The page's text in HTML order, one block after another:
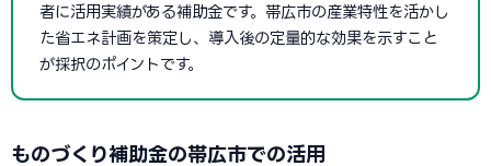
者に活用実績がある補助金です。帯広市の産業特性を活かし
た省エネ計画を策定し、導入後の定量的な効果を示すこと
が採択のポイントです。
ものづくり補助金の帯広市での活用